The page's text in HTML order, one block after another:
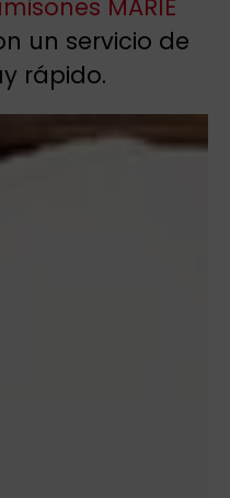
MARIE
un servicio de
rápido.